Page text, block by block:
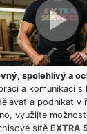
spolehlivý a
a komunikaci s
a podnikat v
využijte
sítě EXTRA